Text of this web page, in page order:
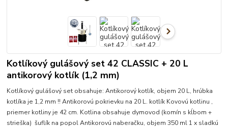
Kotlíkový gulášový set 42 CLASSIC + 20 L
antikorový kotlík (1,2 mm)
Kotlíkový gulášový set obsahuje: Antikorový kotlík, objem 20 L, hrúbka
kotlíka je 1,2 mm !! Antikorovú pokrievku na 20 L. kotlík Kovovú kotlinu ,
priemer kotliny je 42 cm. Kotlina obsahuje dymovod (komín s kĺbom +
strieška) šuflík na popol Antikorovú naberačku, objem 350 ml 1 x sladkú